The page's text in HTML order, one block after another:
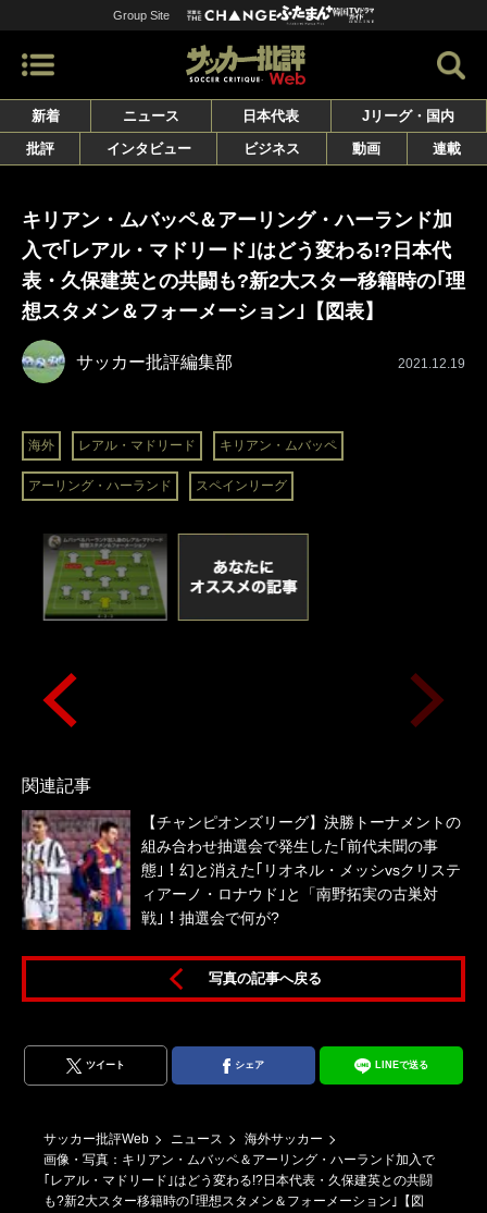
Group Site
新着 ニュース 日本代表
Jリーグ・国内
批評
インタビュー ビジネス 動画 連載
キリアン・ムバッペ＆アーリング・ハーランド加
入で｢レアル・マドリード｣はどう変わる!?日本代
表・久保建英との共闘も?新2大スター移籍時の｢理
想スタメン＆フォーメーション｣【図表】
サッカー批評編集部 2021.12.19
海外 レアル・マドリード キリアン・ムバッペ
アーリング・ハーランド スペインリーグ
関連記事
【チャンピオンズリーグ】決勝トーナメントの
組み合わせ抽選会で発生した｢前代未聞の事
態｣！幻と消えた｢リオネル・メッシvsクリステ
ィアーノ・ロナウド｣と「南野拓実の古巣対
戦｣！抽選会で何が?
写真の記事へ戻る
ツイート シェア LINEで送る
サッカー批評Web ニュース
海外サッカー
画像・写真：キリアン・ムバッペ＆アーリング・ハーランド加入で
｢レアル・マドリード｣はどう変わる!?日本代表・久保建英との共闘
も?新2大スター移籍時の｢理想スタメン＆フォーメーション｣【図